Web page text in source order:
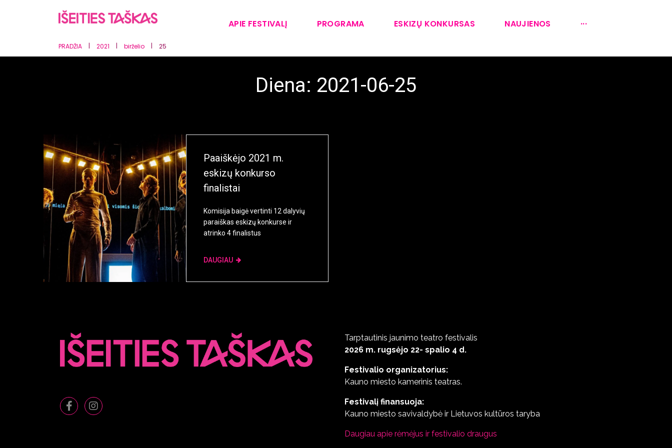
APIE FESTIVALĮ PROGRAMA ESKIZŲ KONKURSAS NAUJIENOS ···
PRADŽIA | 2021 | birželio | 25
Diena: 2021-06-25
Paaiškėjo 2021 m.
eskizų konkurso
finalistai
Komisija baigė vertinti 12 dalyvių
paraiškas eskizų konkurse ir
atrinko 4 finalistus
DAUGIAU
Tarptautinis jaunimo teatro festivalis
2026 m. rugsėjo 22- spalio 4 d.
Festivalio organizatorius:
Kauno miesto kamerinis teatras.
Festivalį finansuoja:
Kauno miesto savivaldybė ir Lietuvos kultūros taryba
Daugiau apie rėmėjus ir festivalio draugus